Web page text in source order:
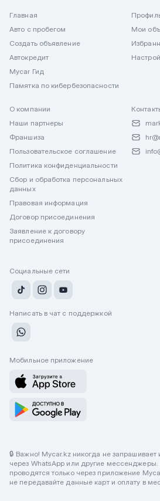
Главная
Авто с пробегом
Создать объявление
Автокредит
Mycar Гид
Памятка по кибербезопасности
Мои
О компании
Наши партнеры
Франшиза
Пользовательское соглашение
Политика конфиденциальности
Сбор и обработка персональных
данных
Правовая информация
Договор присоединения
Заявление к договору
присоединения
Социальные сети
Написать в чат с поддержкой
Мобильное приложение
🔒 Важно! Mycar.kz никогда не
через WhatsApp или другие
проводятся только через приложение
не передавайте данные карт и оплату в